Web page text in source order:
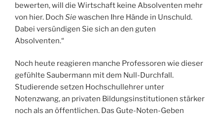
bewerten, will die Wirtschaft keine Absolventen mehr
von hier. Doch Siewaschen Ihre Hände in Unschuld.
Dabei versündigen Sie sich an den guten
Absolventen.“
Noch heute reagieren manche Professoren wie dieser
gefühlte Saubermann mit dem Null-Durchfall.
Studierende setzen Hochschullehrer unter
Notenzwang, an privaten Bildungsinstitutionen stärker
noch als an öffentlichen. Das Gute-Noten-Geben